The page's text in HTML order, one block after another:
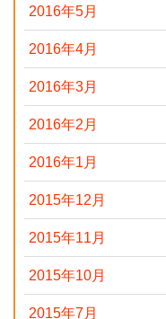
2016年5月
2016年4月
2016年3月
2016年2月
2016年1月
2015年12月
2015年11月
2015年10月
2015年7月